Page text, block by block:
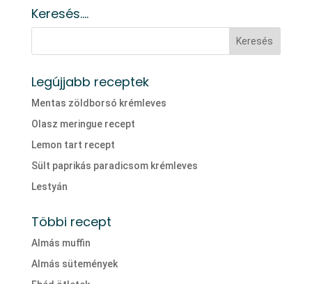
Keresés….
Legújjabb receptek
Mentas zöldborsó krémleves
Olasz meringue recept
Lemon tart recept
Sült paprikás paradicsom krémleves
Lestyán
Többi recept
Almás muffin
Almás sütemények